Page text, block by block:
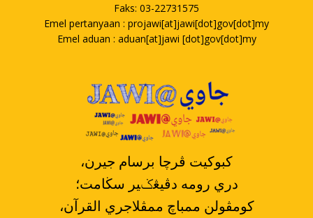
Faks: 03-22731575
Emel pertanyaan : projawi[at]jawi[dot]gov[dot]my
Emel aduan : aduan[at]jawi [dot]gov[dot]my
،کبوکيت ڤرچا برسام جيرن
دري رومه دڤيڠݢير سڬامت؛
،کومڤولن ممباچ ممڤلاجري القرآن